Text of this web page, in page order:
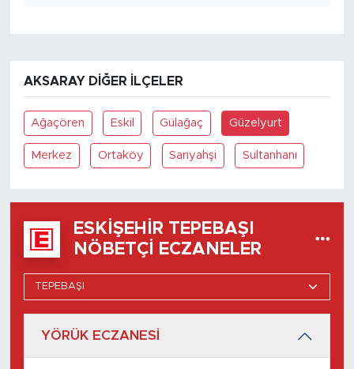
AKSARAY DIĞER İLÇELER
Ağaçören Eskil Gülağaç Güzelyurt
Merkez Ortaköy Sarıyahşi Sultanhanı
ESKIŞEHIR TEPEBAŞI
NÖBETÇI ECZANELER
YÖRÜK ECZANESİ